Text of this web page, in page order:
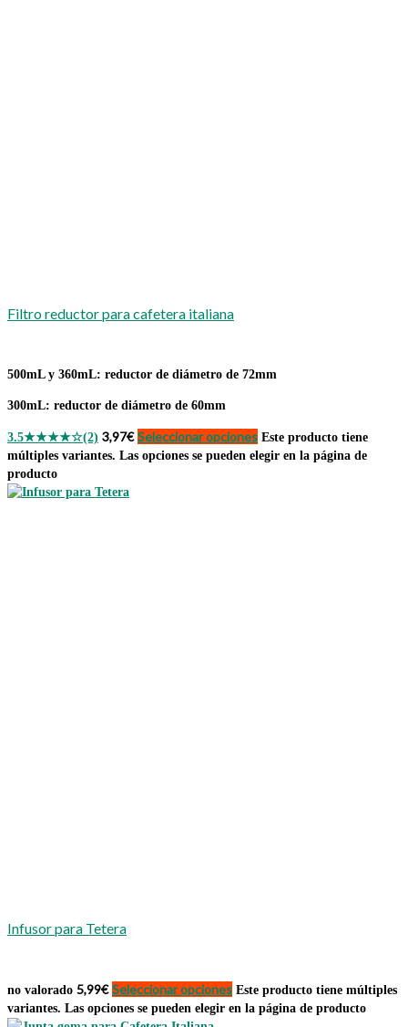
Filtro reductor para cafetera italiana
500mL y 360mL: reductor de diámetro de 72mm
300mL: reductor de diámetro de 60mm
3.5★★★★☆(2) 3,97€ Seleccionar opciones Este producto tiene
múltiples variantes. Las opciones se pueden elegir en la página de
producto
Infusor para Tetera
no valorado 5,99€ Seleccionar opciones Este producto tiene múltiples
variantes. Las opciones se pueden elegir en la página de producto